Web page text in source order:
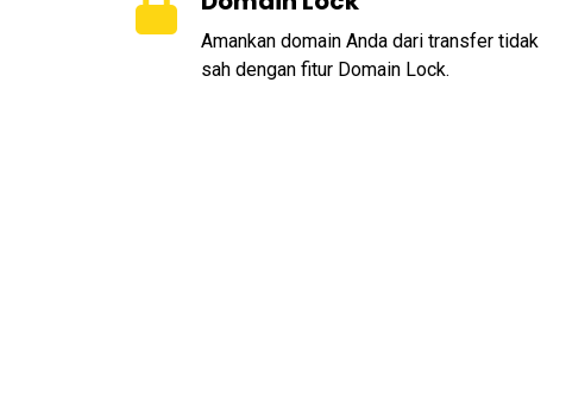
Amankan domain Anda dari transfer tidak
sah dengan fitur Domain Lock.